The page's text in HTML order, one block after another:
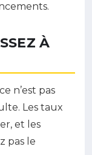
À
n’est pas
Les taux
et les
pas le